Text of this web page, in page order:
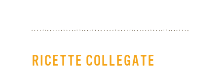
RICETTE COLLEGATE